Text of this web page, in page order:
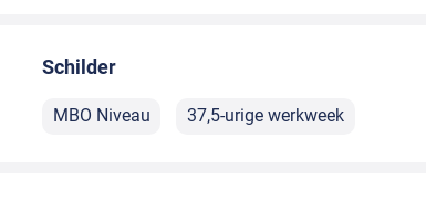
Schilder
MBO Niveau 37,5-urige werkweek